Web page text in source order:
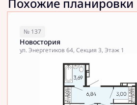
№ 137
Новостория
ул. Энергетиков 64, Секция 3, Этаж 1